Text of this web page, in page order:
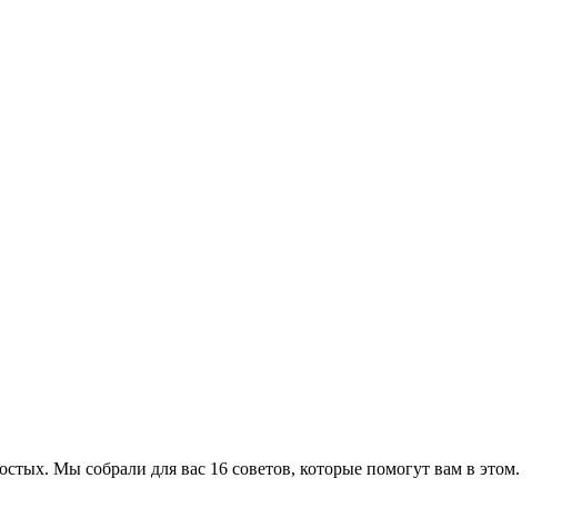
Мы собрали для вас 16 советов, которые помогут вам в этом.